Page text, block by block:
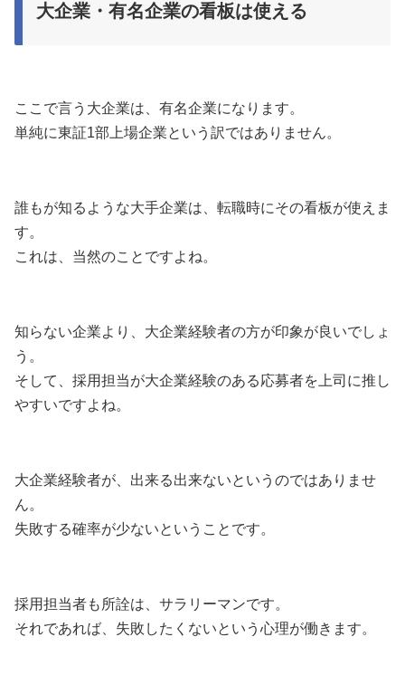
大企業・有名企業の看板は使える
ここで言う大企業は、有名企業になります。
単純に東証1部上場企業という訳ではありません。
誰もが知るような大手企業は、転職時にその看板が使えま
す。
これは、当然のことですよね。
知らない企業より、大企業経験者の方が印象が良いでしょ
う。
そして、採用担当が大企業経験のある応募者を上司に推し
やすいですよね。
大企業経験者が、出来る出来ないというのではありませ
ん。
失敗する確率が少ないということです。
採用担当者も所詮は、サラリーマンです。
それであれば、失敗したくないという心理が働きます。